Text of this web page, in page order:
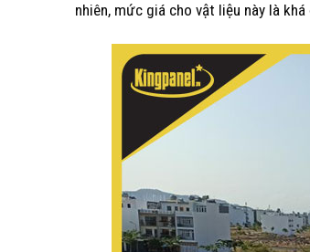
nhiên, mức giá cho vật liệu này là